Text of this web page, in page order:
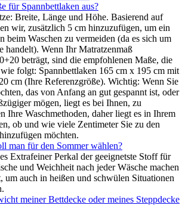
für Spannbettlaken aus?
Breite, Länge und Höhe. Basierend auf
wir, zusätzlich 5 cm hinzuzufügen, um ein
beim Waschen zu vermeiden (da es sich um
handelt). Wenn Ihr Matratzenmaß
beträgt, sind die empfohlenen Maße, die
folgt: Spannbettlaken 165 cm x 195 cm mit
cm (Ihre Referenzgröße). Wichtig: Wenn Sie
das von Anfang an gut gespannt ist, oder
mögen, liegt es bei Ihnen, zu
Ihre Waschmethoden, daher liegt es in Ihrem
ob und wie viele Zentimeter Sie zu den
möchten.
man für den Sommer wählen?
Extrafeiner Perkal der geeignetste Stoff für
und Weichheit nach jeder Wäsche machen
um auch in heißen und schwülen Situationen
meiner Bettdecke oder meines Steppdecke